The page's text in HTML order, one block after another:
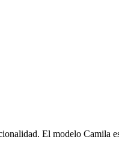
El modelo Camila